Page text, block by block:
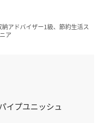
アドバイザー1級、節約生活ス
ア
イプユニッシュ